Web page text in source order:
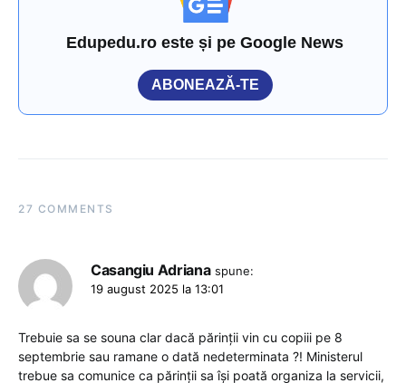
Edupedu.ro este și pe Google News
ABONEAZĂ-TE
27 COMMENTS
Casangiu Adriana spune:
19 august 2025 la 13:01
Trebuie sa se souna clar dacă părinții vin cu copiii pe 8
septembrie sau ramane o dată nedeterminata ?! Ministerul
trebue sa comunice ca părinții sa își poată organiza la servicii,